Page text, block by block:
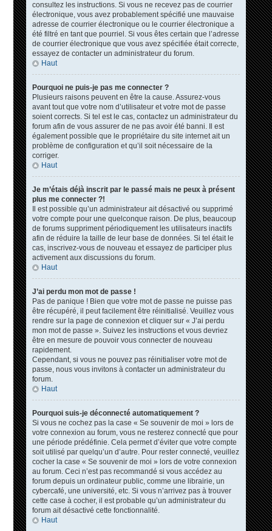
consultez les instructions. Si vous ne recevez pas de courrier
électronique, vous avez probablement spécifié une mauvaise
adresse de courrier électronique ou le courrier électronique a
été filtré en tant que pourriel. Si vous êtes certain que l’adresse
de courrier électronique que vous avez spécifiée était correcte,
essayez de contacter un administrateur du forum.
Haut
Pourquoi ne puis-je pas me connecter ?
Plusieurs raisons peuvent en être la cause. Assurez-vous
avant tout que votre nom d’utilisateur et votre mot de passe
soient corrects. Si tel est le cas, contactez un administrateur du
forum afin de vous assurer de ne pas avoir été banni. Il est
également possible que le propriétaire du site internet ait un
problème de configuration et qu’il soit nécessaire de la
corriger.
Haut
Je m’étais déjà inscrit par le passé mais ne peux à présent
plus me connecter ?!
Il est possible qu’un administrateur ait désactivé ou supprimé
votre compte pour une quelconque raison. De plus, beaucoup
de forums suppriment périodiquement les utilisateurs inactifs
afin de réduire la taille de leur base de données. Si tel était le
cas, inscrivez-vous de nouveau et essayez de participer plus
activement aux discussions du forum.
Haut
J’ai perdu mon mot de passe !
Pas de panique ! Bien que votre mot de passe ne puisse pas
être récupéré, il peut facilement être réinitialisé. Veuillez vous
rendre sur la page de connexion et cliquer sur « J’ai perdu
mon mot de passe ». Suivez les instructions et vous devriez
être en mesure de pouvoir vous connecter de nouveau
rapidement.
Cependant, si vous ne pouvez pas réinitialiser votre mot de
passe, nous vous invitons à contacter un administrateur du
forum.
Haut
Pourquoi suis-je déconnecté automatiquement ?
Si vous ne cochez pas la case « Se souvenir de moi » lors de
votre connexion au forum, vous ne resterez connecté que pour
une période prédéfinie. Cela permet d’éviter que votre compte
soit utilisé par quelqu’un d’autre. Pour rester connecté, veuillez
cocher la case « Se souvenir de moi » lors de votre connexion
au forum. Ceci n’est pas recommandé si vous accédez au
forum depuis un ordinateur public, comme une librairie, un
cybercafé, une université, etc. Si vous n’arrivez pas à trouver
cette case à cocher, il est probable qu’un administrateur du
forum ait désactivé cette fonctionnalité.
Haut